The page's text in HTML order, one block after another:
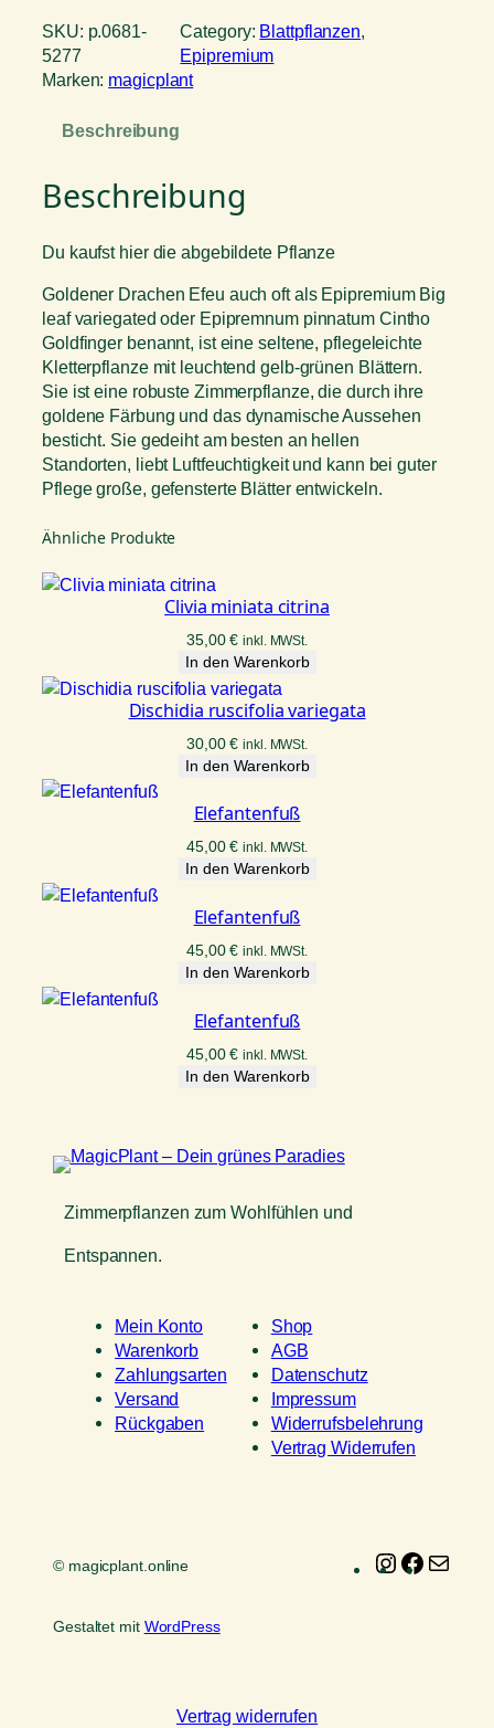
SKU: p.0681-
5277
Category: Blattpflanzen
Epipremium
Marken: magicplant
Beschreibung
Beschreibung
Du kaufst hier die abgebildete Pflanze
Goldener Drachen Efeu auch oft als Epipremium Big
leaf variegated oder Epipremnum pinnatum Cintho
Goldfinger benannt, ist eine seltene, pflegeleichte
Kletterpflanze mit leuchtend gelb-grünen Blättern.
Sie ist eine robuste Zimmerpflanze, die durch ihre
goldene Färbung und das dynamische Aussehen
besticht. Sie gedeiht am besten an hellen
Standorten, liebt Luftfeuchtigkeit und kann bei guter
Pflege große, gefensterte Blätter entwickeln.
Ähnliche Produkte
Clivia miniata citrina
35,00€ inkl. MWSt.
In den Warenkorb
Dischidia ruscifolia variegata
30,00€ inkl. MWSt.
In den Warenkorb
Elefantenfuß
45,00€ inkl. MWSt.
In den Warenkorb
Elefantenfuß
45,00€ inkl. MWSt.
In den Warenkorb
Elefantenfuß
45,00€ inkl. MWSt.
In den Warenkorb
Zimmerpflanzen zum Wohlfühlen und
Entspannen.
Mein Konto
Warenkorb
Zahlungsarten
Versand
Rückgaben
Shop
AGB
Datenschutz
Impressum
Widerrufsbelehrung
Vertrag Widerrufen
© magicplant.online Instagram
Gestaltet mit WordPress
Vertrag widerrufen